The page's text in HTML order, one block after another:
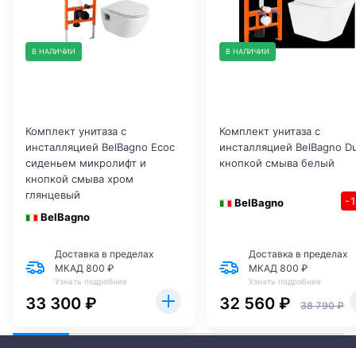
В НАЛИЧИИ
Комплект унитаза с
инсталляцией BelBagno Ecoс
сиденьем микролифт и
кнопкой смыва хром
глянцевый
BelBagno
Доставка в пределах
МКАД 800 ₽
Узнать подробнее
33 300 ₽
В НАЛИЧИИ
Комплект унитаза с
инсталляцией BelBagno
кнопкой смыва белый
BelBagno -
Доставка в пределах
МКАД 800 ₽
Узнать подробнее
32 560 ₽ 38 790 ₽